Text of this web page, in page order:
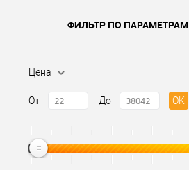
ФИЛЬТР ПО ПАРАМЕТРАМ
Цена
От До OK